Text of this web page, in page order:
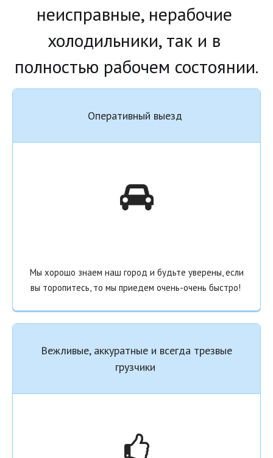
неисправные, нерабочие
холодильники, так и в
полностью рабочем состоянии.
Оперативный выезд
Мы хорошо знаем наш город и будьте уверены, если
вы торопитесь, то мы приедем очень-очень быстро!
Вежливые, аккуратные и всегда трезвые
грузчики